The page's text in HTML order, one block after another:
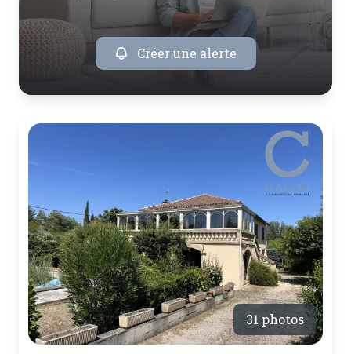
Créer une alerte
31 photos